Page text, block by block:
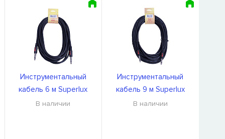
Инструментальный
кабель 6 м Superlux
CFI6PP
В наличии
Инструментальный
кабель 9 м Superlux
CFI9PP
В наличии